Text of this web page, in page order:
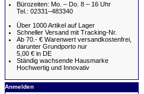
Bürozeiten: Mo. – Do. 8 – 16 Uhr
Tel.: 02331–483340
Über 1000 Artikel auf Lager
Schneller Versand mit Tracking-Nr.
Ab 70.- € Warenwert versandkostenfrei,
darunter Grundporto nur
5,00 € in DE
Ständig wachsende Hausmarke
Hochwertig und Innovativ
Anmelden